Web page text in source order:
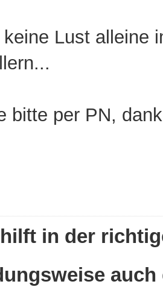
Lust alleine
bitte per PN,
in der
auch